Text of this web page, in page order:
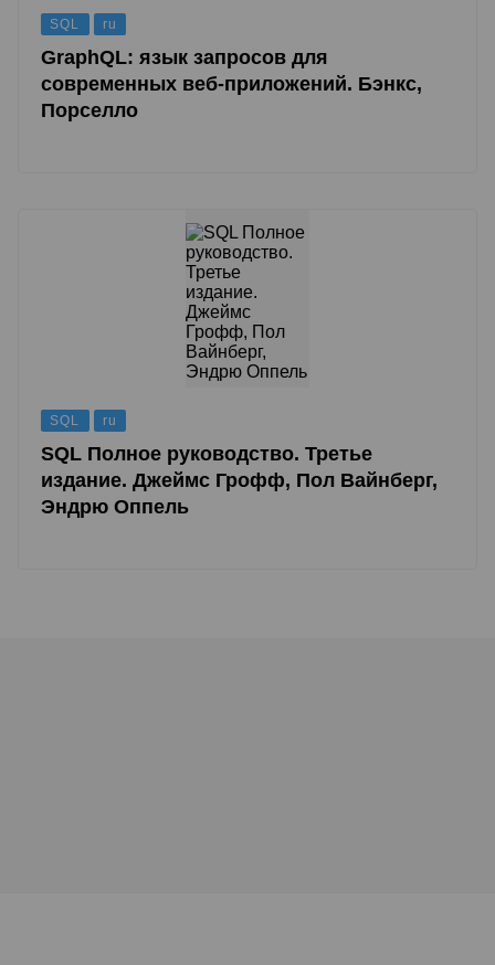
SQL ru
GraphQL: язык запросов для
современных веб-приложений. Бэнкс,
Порселло
SQL ru
SQL Полное руководство. Третье
издание. Джеймс Грофф, Пол Вайнберг,
Эндрю Оппель